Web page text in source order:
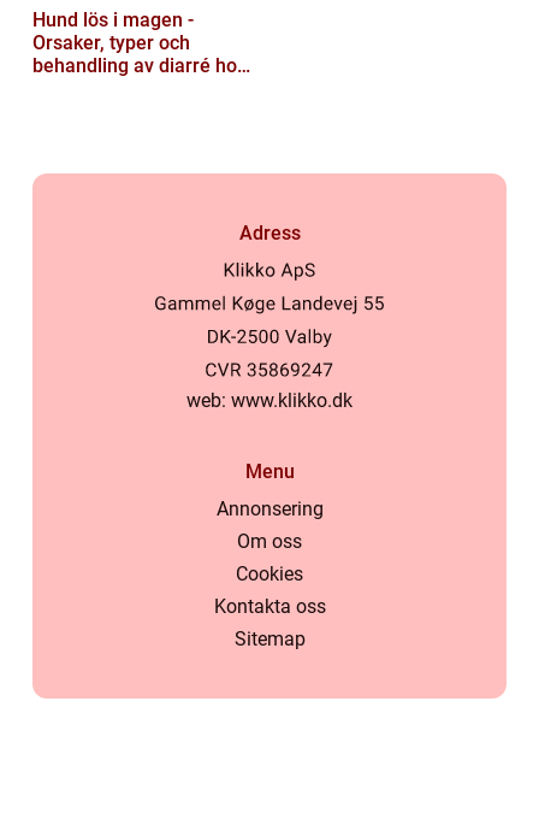
Hund lös i magen -
Orsaker, typer och
behandling av diarré hos
Adress
web: www.klikko.dk
Menu
Annonsering
Om oss
Cookies
Kontakta oss
Sitemap